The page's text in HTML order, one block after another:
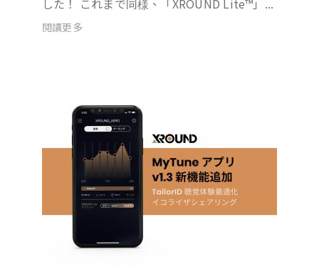
した！ これまで同様、「XROUND Lite™」...
閱讀更多